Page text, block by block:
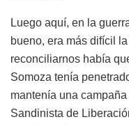
Luego aquí, en la
bueno, era más difícil
reconciliarnos había
Somoza tenía
mantenía una
Sandinista de